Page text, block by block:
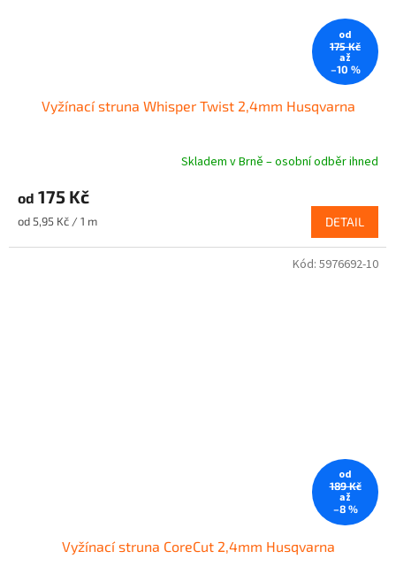
od
175 Kč
až
–10 %
Vyžínací struna Whisper Twist 2,4mm Husqvarna
produktu
5,0
z
Skladem v Brně – osobní odběr ihned
od 175 Kč
Měrná
od 5,95 Kč / 1 m DETAIL
od
189 Kč
až
–8 %
Vyžínací struna CoreCut 2,4mm Husqvarna
Kód: 5976692-10